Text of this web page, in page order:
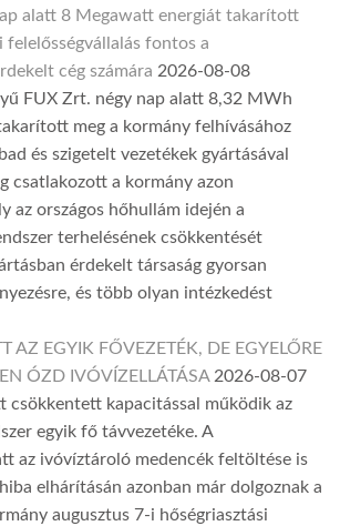
alatt 8 Megawatt energiát takarított
felelősségvállalás fontos a
cég számára 2026-08-08
FUX Zrt. négy nap alatt 8,32 MWh
meg a kormány felhívásához
és szigetelt vezetékek gyártásával
csatlakozott a kormány azon
az országos hőhullám idején a
terhelésének csökkentését
érdekelt társaság gyorsan
és több olyan intézkedést
AZ EGYIK FŐVEZETÉK, DE EGYELŐRE
ÓZD IVÓVÍZELLÁTÁSA 2026-08-07
csökkentett kapacitással működik az
egyik fő távvezetéke. A
az ivóvíztároló medencék feltöltése is
elhárításán azonban már dolgoznak a
augusztus 7-i hőségriasztási